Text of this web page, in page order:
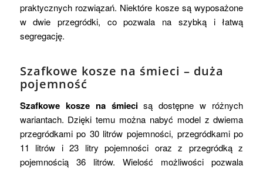
praktycznych rozwiązań. Niektóre kosze są wyposażone
w dwie przegródki, co pozwala na szybką i łatwą
segregację.
Szafkowe kosze na śmieci – duża
pojemność
Szafkowe kosze na śmiecisą dostępne w różnych
wariantach. Dzięki temu można nabyć model z dwiema
przegródkami po 30 litrów pojemności, przegródkami po
11 litrów i 23 litry pojemności oraz z przegródką z
pojemnością 36 litrów. Wielość możliwości pozwala